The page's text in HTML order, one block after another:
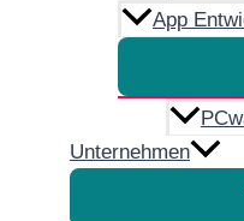
App
Unternehmen